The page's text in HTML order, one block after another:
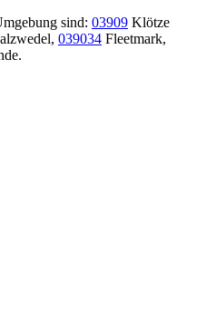
sind: 03909 Klötze
039034 Fleetmark,